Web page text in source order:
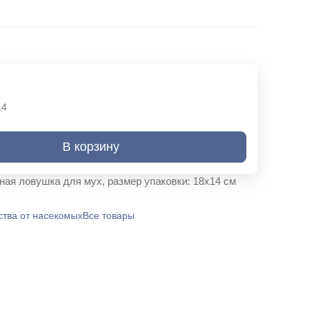
В корзину
ловушка для мух, размер упаковки: 18х14 см
от насекомыхВсе товары